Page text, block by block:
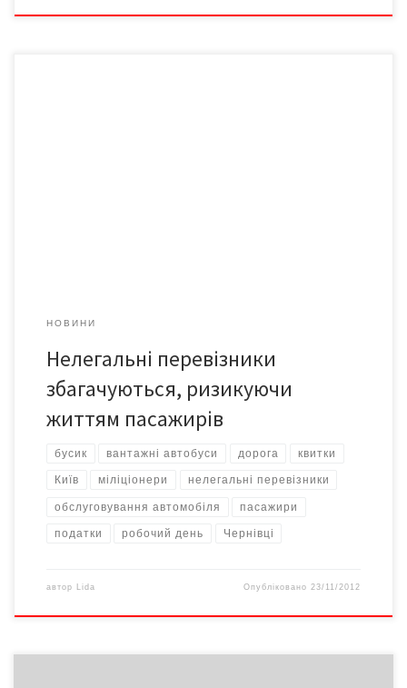
НОВИНИ
Нелегальні перевізники
збагачуються, ризикуючи
життям пасажирів
бусик вантажні автобуси дорога квитки
Київ міліціонери нелегальні перевізники
обслуговування автомобіля пасажири
податки робочий день Чернівці
автор Lida Опубліковано23/11/2012